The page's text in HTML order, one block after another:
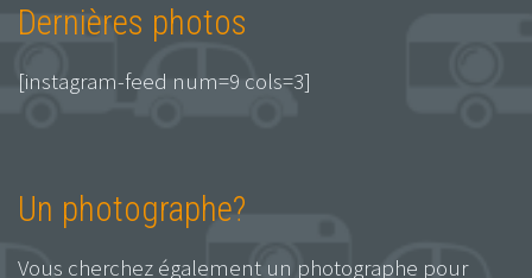
Dernières photos
[instagram-feed num=9 cols=3]
Un photographe?
Vous cherchez également un photographe pour